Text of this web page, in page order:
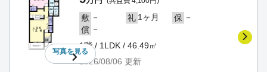
写真を見る
敷 － 礼 1ヶ月 保 －
償 －
1階 / 1LDK / 46.49㎡
2026/08/06 更新